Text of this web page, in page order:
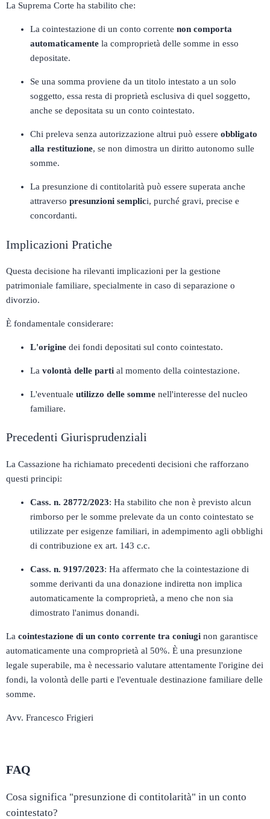
La Suprema Corte ha stabilito che:
La cointestazione di un conto corrente non comporta
automaticamente la comproprietà delle somme in esso
depositate.​
Se una somma proviene da un titolo intestato a un solo
soggetto, essa resta di proprietà esclusiva di quel soggetto,
anche se depositata su un conto cointestato.​
Chi preleva senza autorizzazione altrui può essere obbligato
alla restituzione, se non dimostra un diritto autonomo sulle
somme.​
La presunzione di contitolarità può essere superata anche
attraverso presunzioni semplici, purché gravi, precise e
concordanti.​
Implicazioni Pratiche
Questa decisione ha rilevanti implicazioni per la gestione
patrimoniale familiare, specialmente in caso di separazione o
divorzio.
È fondamentale considerare:
L'origine dei fondi depositati sul conto cointestato.
La volontà delle parti al momento della cointestazione.
L'eventuale utilizzo delle somme nell'interesse del nucleo
familiare.
Precedenti Giurisprudenziali
La Cassazione ha richiamato precedenti decisioni che rafforzano
questi principi:
Cass. n. 28772/2023: Ha stabilito che non è previsto alcun
rimborso per le somme prelevate da un conto cointestato se
utilizzate per esigenze familiari, in adempimento agli obblighi
di contribuzione ex art. 143 c.c.
Cass. n. 9197/2023: Ha affermato che la cointestazione di
somme derivanti da una donazione indiretta non implica
automaticamente la comproprietà, a meno che non sia
dimostrato l'animus donandi.
La cointestazione di un conto corrente tra coniugi non garantisce
automaticamente una comproprietà al 50%. È una presunzione
legale superabile, ma è necessario valutare attentamente l'origine dei
fondi, la volontà delle parti e l'eventuale destinazione familiare delle
somme.
Avv. Francesco Frigieri
FAQ
Cosa significa "presunzione di contitolarità" in un conto
cointestato?